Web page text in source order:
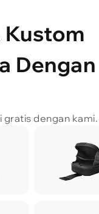
Kustom
Dengan
gratis dengan kami.